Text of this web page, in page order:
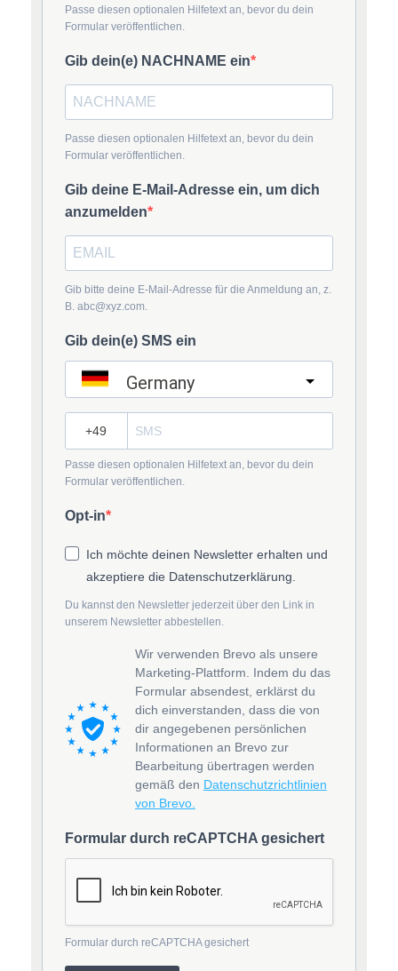
Passe diesen optionalen Hilfetext an, bevor du dein
Formular veröffentlichen.
Gib dein(e) NACHNAME ein
Passe diesen optionalen Hilfetext an, bevor du dein
Formular veröffentlichen.
Gib deine E-Mail-Adresse ein, um dich
anzumelden
Gib bitte deine E-Mail-Adresse für die Anmeldung an, z.
B. abc@xyz.com.
Gib dein(e) SMS ein
Germany
Passe diesen optionalen Hilfetext an, bevor du dein
Formular veröffentlichen.
Opt-in
Ich möchte deinen Newsletter erhalten und
akzeptiere die Datenschutzerklärung.
Du kannst den Newsletter jederzeit über den Link in
unserem Newsletter abbestellen.
Wir verwenden Brevo als unsere
Marketing-Plattform. Indem du das
Formular absendest, erklärst du
dich einverstanden, dass die von
dir angegebenen persönlichen
Informationen an Brevo zur
Bearbeitung übertragen werden
gemäß den Datenschutzrichtlinien
von Brevo.
Formular durch reCAPTCHA gesichert
Formular durch reCAPTCHA gesichert